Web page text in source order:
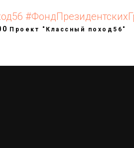
Проект "Классный поход56"